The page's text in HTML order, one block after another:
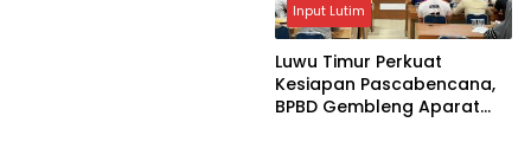
Input Lutim
Luwu Timur Perkuat
Kesiapan Pascabencana,
BPBD Gembleng Aparat